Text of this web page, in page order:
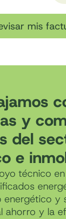
mis
y
del
e
técnico
energético y
ahorro y la